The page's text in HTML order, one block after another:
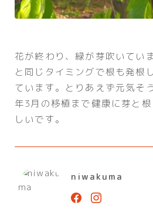
花が終わり、緑が芽吹いてい
と同じタイミングで根も発根
ています。とりあえず元気そ
年3月の移植まで健康に芽と
しいです。
niwakuma